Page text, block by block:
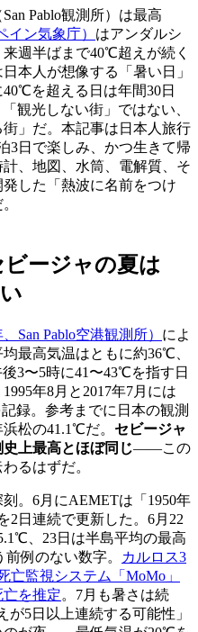
Pablo観測所）は最高
イン気象庁） はアンダルシ
週半ばまで40℃超えが続く
本人が想像する「暑い日」
を超える日は年間30日
観光しない街」ではない、
街」だ。本記事は日本人旅行
3日で楽しみ、かつ生きて帰
、地図、水筒、電解質、そ
した「熱波に名前をつけ
ージャの夏は
San Pablo空港観測所） によ
最高気温はともに約36℃、
3〜5時に41〜43℃を指す日
年8月と2017年7月には
録。参考までに日本の観測
松の41.1℃だ。 セビージャ
上最高とほぼ同じ——この
るはずだ。
。6月にAEMETは「1950年
2日連続で更新した。6月22
、23日は半島平均の最高
例のない数字。
カルロス3
亡監視システム「MoMo」
亡を推定。7月も暑さは続
5日以上連続する可能性」